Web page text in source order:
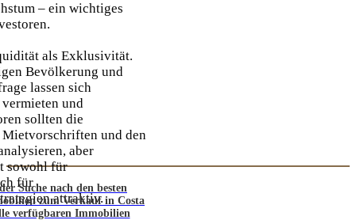
– ein wichtiges
als Exklusivität.
Bevölkerung und
lassen sich
und
sollten die
Mietvorschriften und den
aber
sowohl für
für
attraktiv.
Suche nach den besten
zum Verkauf in Costa
verfügbaren Immobilien